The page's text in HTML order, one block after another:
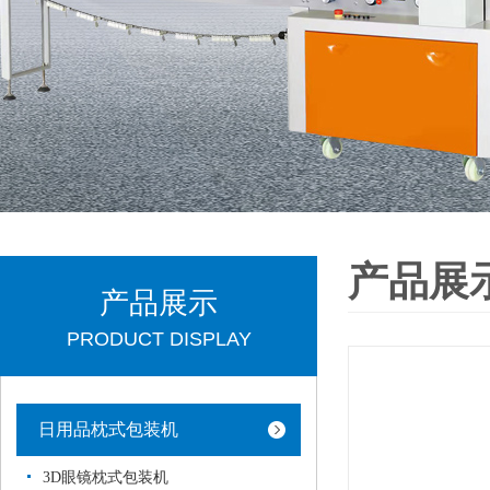
产品展示
PRODUCT DISPLAY
日用品枕式包装机
3D眼镜枕式包装机
产品展